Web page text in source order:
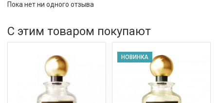
Пока нет ни одного отзыва
С этим товаром покупают
НОВИНКА